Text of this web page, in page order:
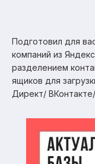
Подготовил для
компаний из
разделением
ящиков для
Директ/